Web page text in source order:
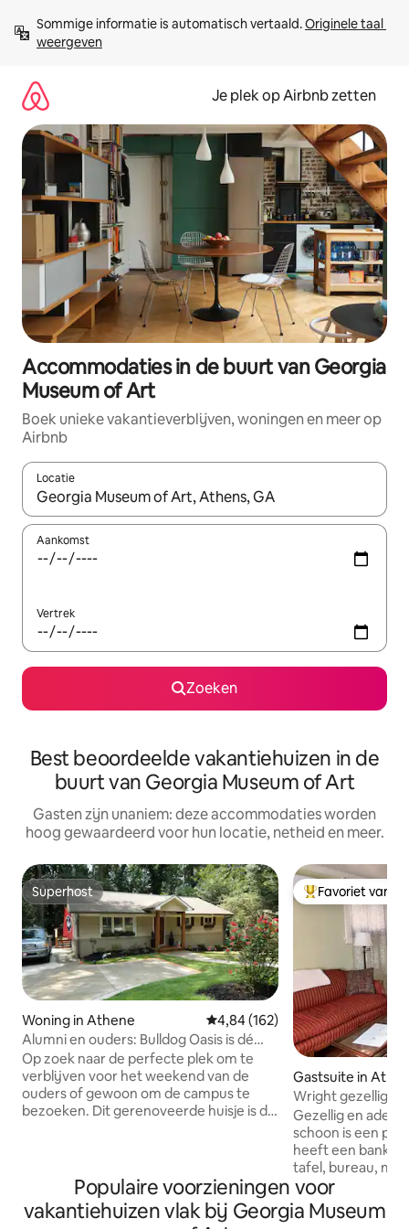
direct
naar
Sommige informatie is automatisch vertaald. Originele taal
weergeven
Je plek op Airbnb zetten
Accommodaties in de buurt van Georgia
Museum of Art
Boek unieke vakantieverblijven, woningen en meer op
Airbnb
Locatie
Wanneer er resultaten beschikbaar zijn, maak je een keuze
Aankomst
Vertrek
Zoeken
Best beoordeelde vakantiehuizen in de
buurt van Georgia Museum of Art
Gasten zijn unaniem: deze accommodaties worden
hoog gewaardeerd voor hun locatie, netheid en meer.
Superhost
Superhost
Woning in Athene Gemiddelde beoordeling van
4,84 (162)
Alumni en ouders: Bulldog Oasis is dé
place to be
Op zoek naar de perfecte plek om te
verblijven voor het weekend van de
ouders of gewoon om de campus te
bezoeken. Dit gerenoveerde huisje is dé
Oefen je golfschommel, ontspan rond
de vuurplaats of in het bubbelbad. Er is
een tv op de veranda van het scherm
Topfavoriet van
Favoriet van
Gastsuite in
Wright gezellige
Gezellig en
schoon is een
heeft een bank
tafel, bureau,
koelkast/vriezer,
broodrooster en
Populaire voorzieningen voor
vakantiehuizen vlak bij Georgia Museum